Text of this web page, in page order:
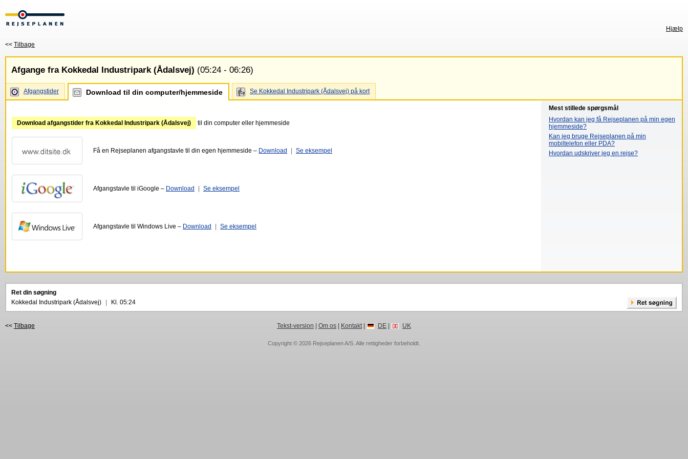
Hjælp
<< Tilbage
Afgange fra Kokkedal Industripark (Ådalsvej) (05:24 - 06:26)
Afgangstider Download til din computer/hjemmeside Se Kokkedal Industripark (Ådalsvej) på kort
Download afgangstider fra Kokkedal Industripark (Ådalsvej) til din computer eller hjemmeside
Få en Rejseplanen afgangstavle til din egen hjemmeside – Download Se eksempel
Afgangstavle til iGoogle – Download Se eksempel
Afgangstavle til Windows Live – Download Se eksempel
Mest stillede spørgsmål
Hvordan kan jeg få Rejseplanen på min egen
hjemmeside?
Kan jeg bruge Rejseplanen på min
mobiltelefon eller PDA?
Hvordan udskriver jeg en rejse?
Ret din søgning
Kokkedal Industripark (Ådalsvej)
Kl. 05:24
<< Tilbage Tekst-version Om os| Kontakt| DE| UK
Copyright © 2026 Rejseplanen A/S . Alle rettigheder forbeholdt.